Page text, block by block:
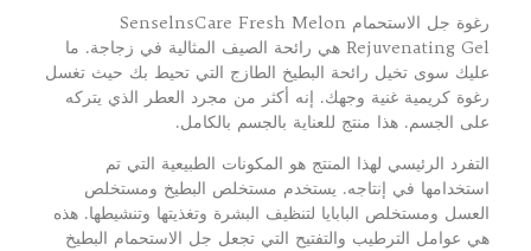
رغوة جل الاستحمام SenselnsCare Fresh Melon
Rejuvenating Gel هي رائحة الصيف المثالية في زجاجة. ما
عليك سوى تخيل رائحة البطيخ الطازج التي تحيط بك حيث تغسل
رغوة كريمية غنية وجهك. إنه أكثر من مجرد العطر الذي يتركه
على الجسم. هذا منتج للعناية بالجسم بالكامل.
التفرد الرئيسي لهذا المنتج هو المكونات الطبيعية التي تم
استخدامها في إنتاجه. يستخدم مستخلص البطيخ ومستخلص
العسل ومستخلص البابايا لتنظيف البشرة وتغذيتها وتنشيطها. هذه
هي عوامل الترطيب والتفتيح التي تجعل جل الاستحمام البطيخ